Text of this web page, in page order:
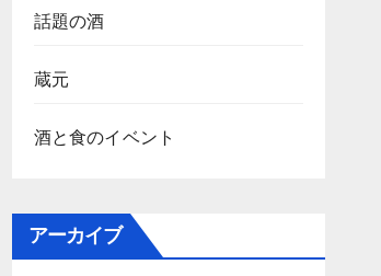
話題の酒
蔵元
酒と食のイベント
アーカイブ